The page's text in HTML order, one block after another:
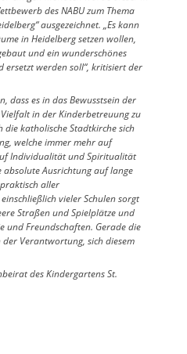
des NABU zum Thema
ausgezeichnet. „Es kann
in Heidelberg setzen wollen,
und ein wunderschönes
ersetzt werden soll“, kritisiert der
dass es in das Bewusstsein der
in der Kinderbetreuung zu
katholische Stadtkirche sich
welche immer mehr auf
Individualität und Spiritualität
Ausrichtung auf lange
aller
vieler Schulen sorgt
Straßen und Spielplätze und
und Freundschaften. Gerade die
Verantwortung, sich diesem
des Kindergartens St.